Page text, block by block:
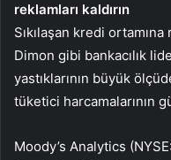
reklamları kaldırın
Sıkılaşan kredi
Dimon gibi bankacılık
yastıklarının büyük
tüketici harcamalarının
Moody’s Analytics